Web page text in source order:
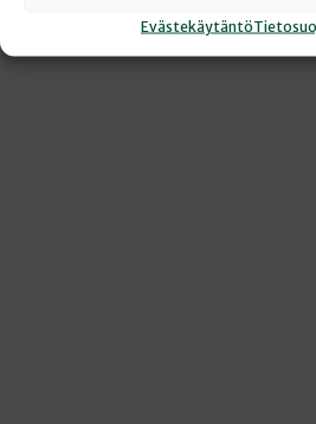
Evästekäytäntö